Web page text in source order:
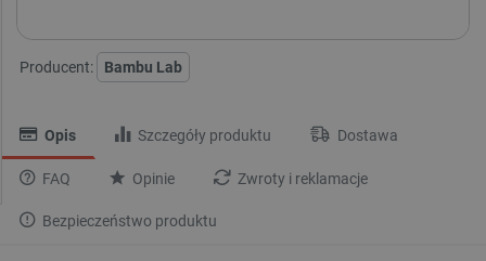
Producent: Bambu Lab
Opis Szczegóły produktu Dostawa
FAQ Opinie Zwroty i reklamacje
Bezpieczeństwo produktu